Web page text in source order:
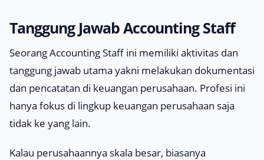
Tanggung Jawab Accounting Staff
Seorang Accounting Staff ini memiliki aktivitas dan
tanggung jawab utama yakni melakukan dokumentasi
dan pencatatan di keuangan perusahaan. Profesi ini
hanya fokus di lingkup keuangan perusahaan saja
tidak ke yang lain.
Kalau perusahaannya skala besar, biasanya